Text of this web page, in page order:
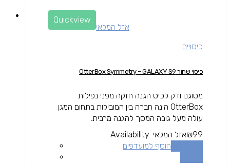
Quickview
אזל המלאי
כיסויים
כיסוי שחור OtterBox Symmetry – GALAXY S9
מסוגנן ודק לכיס הגנה חזקה מפני נפילות
OtterBox הינה חברה בין המובילות בתחום המגן
עולה מעל גובה המסך להגנה מרבית.
₪99
Availability: אזל המלאי
הוסף למועדפים